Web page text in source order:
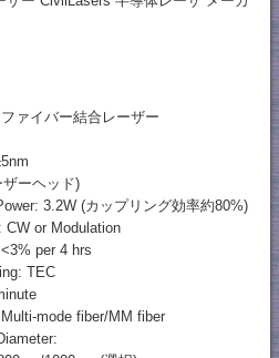
ァイバー結合レーザー
ーヘッド)
3.2W (カップリング効率約80%)
CW or Modulation
per 4 hrs
TEC
mode fiber/MM fiber